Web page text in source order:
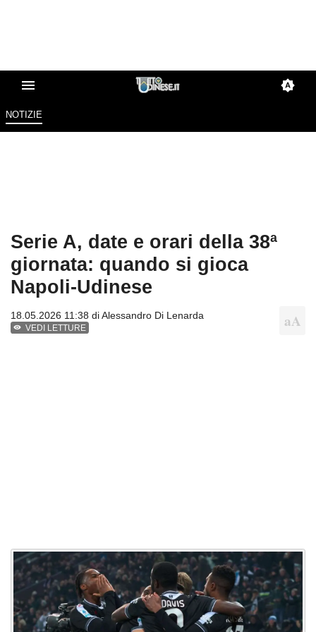
NOTIZIE
Serie A, date e orari della 38ª
giornata: quando si gioca
Napoli-Udinese
18.05.2026 11:38 diAlessandro Di Lenarda
VEDI LETTURE